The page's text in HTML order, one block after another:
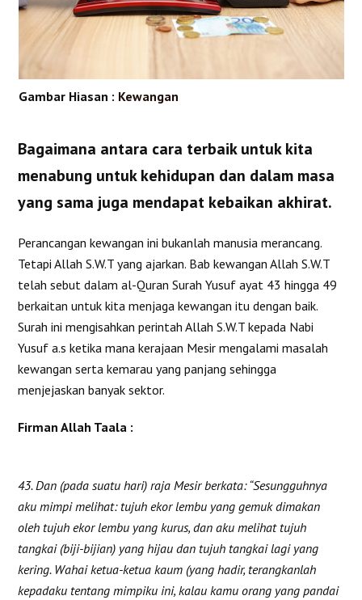
Gambar Hiasan : Kewangan
Bagaimana antara cara terbaik untuk kita
menabung untuk kehidupan dan dalam masa
yang sama juga mendapat kebaikan akhirat.
Perancangan kewangan ini bukanlah manusia merancang.
Tetapi Allah S.W.T yang ajarkan. Bab kewangan Allah S.W.T
telah sebut dalam al-Quran Surah Yusuf ayat 43 hingga 49
berkaitan untuk kita menjaga kewangan itu dengan baik.
Surah ini mengisahkan perintah Allah S.W.T kepada Nabi
Yusuf a.s ketika mana kerajaan Mesir mengalami masalah
kewangan serta kemarau yang panjang sehingga
menjejaskan banyak sektor.
Firman Allah Taala :
43. Dan (pada suatu hari) raja Mesir berkata: “Sesungguhnya
aku mimpi melihat: tujuh ekor lembu yang gemuk dimakan
oleh tujuh ekor lembu yang kurus, dan aku melihat tujuh
tangkai (biji-bijian) yang hijau dan tujuh tangkai lagi yang
kering. Wahai ketua-ketua kaum (yang hadir, terangkanlah
kepadaku tentang mimpiku ini, kalau kamu orang yang pandai